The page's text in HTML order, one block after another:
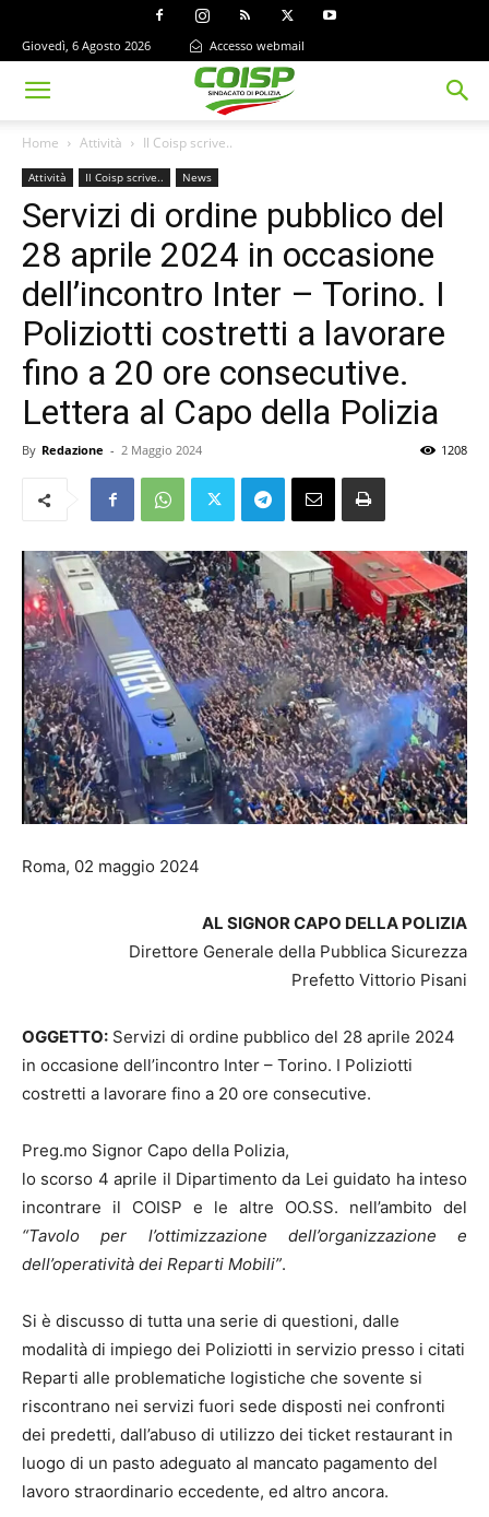
Giovedì, 6 Agosto 2026 Accesso webmail
Home Attività Il Coisp scrive..
Attività Il Coisp scrive.. News
Servizi di ordine pubblico del
28 aprile 2024 in occasione
dell’incontro Inter – Torino. I
Poliziotti costretti a lavorare
fino a 20 ore consecutive.
Lettera al Capo della Polizia
By Redazione - 2 Maggio 2024 1208
Roma, 02 maggio 2024
AL SIGNOR CAPO DELLA POLIZIA
Direttore Generale della Pubblica Sicurezza
Prefetto Vittorio Pisani
OGGETTO: Servizi di ordine pubblico del 28 aprile 2024
in occasione dell’incontro Inter – Torino. I Poliziotti
costretti a lavorare fino a 20 ore consecutive.
Preg.mo Signor Capo della Polizia,
lo scorso 4 aprile il Dipartimento da Lei guidato ha inteso
incontrare il COISP e le altre OO.SS. nell’ambito del
“Tavolo per l’ottimizzazione dell’organizzazione e
dell’operatività dei Reparti Mobili”.
Si è discusso di tutta una serie di questioni, dalle
modalità di impiego dei Poliziotti in servizio presso i citati
Reparti alle problematiche logistiche che sovente si
riscontrano nei servizi fuori sede disposti nei confronti
dei predetti, dall’abuso di utilizzo dei ticket restaurant in
luogo di un pasto adeguato al mancato pagamento del
lavoro straordinario eccedente, ed altro ancora.